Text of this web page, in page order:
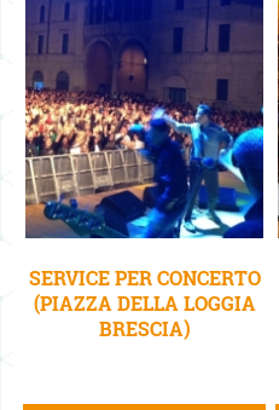
SERVICE PER CONCERTO
(PIAZZA DELLA LOGGIA
BRESCIA)